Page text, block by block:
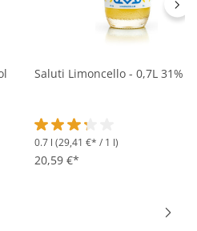
von 4.5 von 5 Sternen
Saluti Limoncello - 0,7L 31%
Durchschnittliche
0.7 l (29,41 €* / 1 l)
20,59 €*